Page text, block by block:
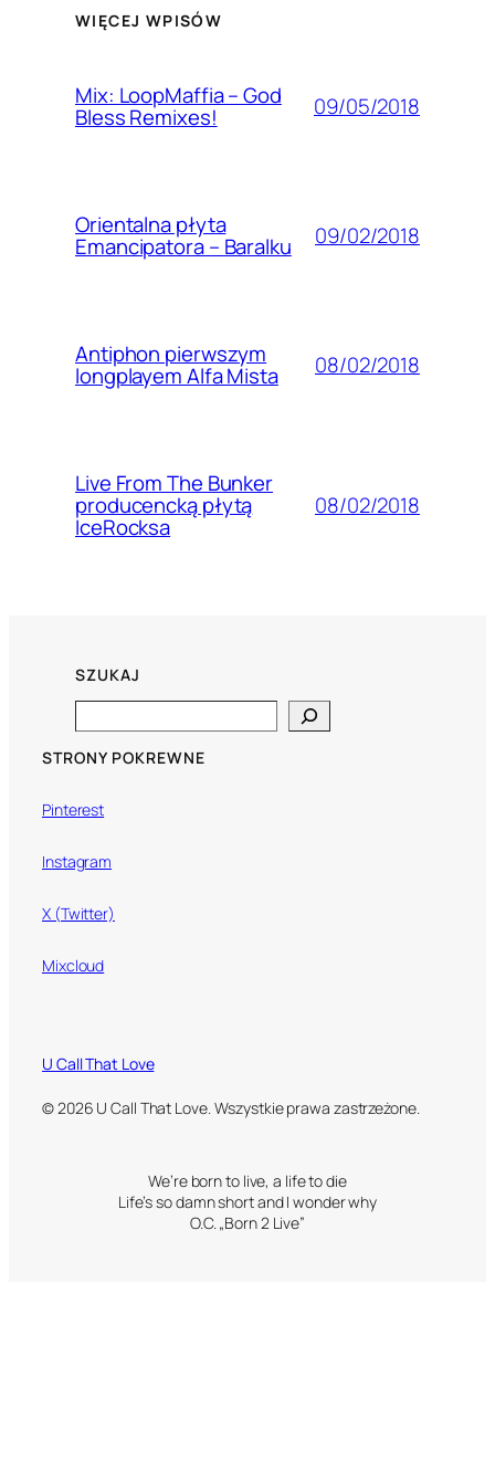
WIĘCEJ WPISÓW
Mix: LoopMaffia – God
Bless Remixes! 09/05/2018
Orientalna płyta
Emancipatora – Baralku 09/02/2018
Antiphon pierwszym
longplayem Alfa Mista 08/02/2018
Live From The Bunker
producencką płytą
IceRocksa
08/02/2018
SZUKAJ
STRONY POKREWNE
Pinterest
Instagram
X (Twitter)
Mixcloud
U Call That Love
© 2026 U Call That Love. Wszystkie prawa zastrzeżone.
We’re born to live, a life to die
Life’s so damn short and I wonder why
O.C. „Born 2 Live”